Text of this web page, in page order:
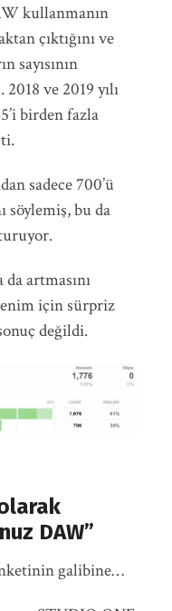
kullanmanın
çıktığını ve
sayısının
ve 2019 yılı
birden fazla
sadece 700’ü
söylemiş, bu da
artmasını
için sürpriz
değildi.
DAW”
galibine…